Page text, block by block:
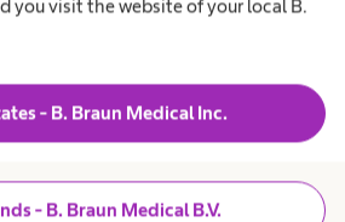
you visit the website of your local B.
- B. Braun Medical Inc.
- B. Braun Medical B.V.